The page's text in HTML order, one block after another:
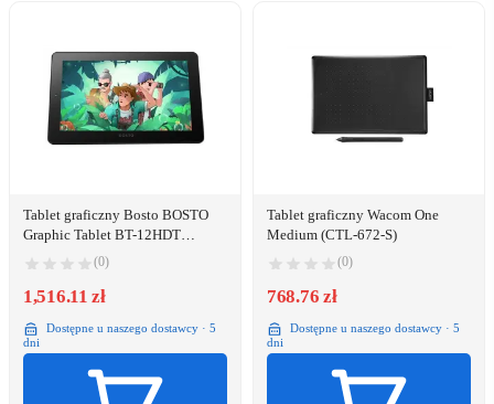
Tablet graficzny Bosto BOSTO
Graphic Tablet BT-12HDT
(1920x1080)(0)
1,516.11 zł
Dostępne u naszego dostawcy · 5
dni
Tablet graficzny Wacom One
Medium (CTL-672-S)
(0)
768.76 zł
Dostępne u naszego dostawcy · 5
dni